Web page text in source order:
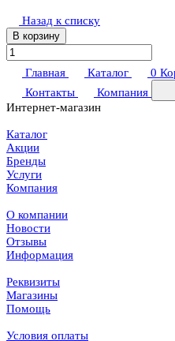
Назад к списку
В корзину
Главная Каталог 0
Контакты
Компания
Интернет-магазин
Каталог
Акции
Бренды
Услуги
Компания
О компании
Новости
Отзывы
Информация
Реквизиты
Магазины
Помощь
Условия оплаты